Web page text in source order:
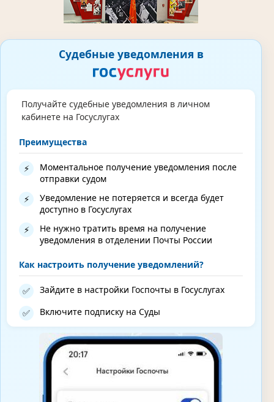
Судебные уведомления в
Получайте судебные уведомления в личном
кабинете на Госуслугах
Преимущества
⚡
Моментальное получение уведомления после
отправки судом
⚡
Уведомление не потеряется и всегда будет
доступно в Госуслугах
⚡
Не нужно тратить время на получение
уведомления в отделении Почты России
Как настроить получение уведомлений?
✅ Зайдите в настройки Госпочты в Госуслугах
✅ Включите подписку на Суды